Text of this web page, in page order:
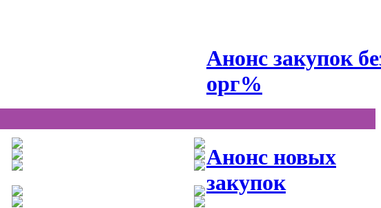
Анонс закупок
орг%
Анонс новых
закупок